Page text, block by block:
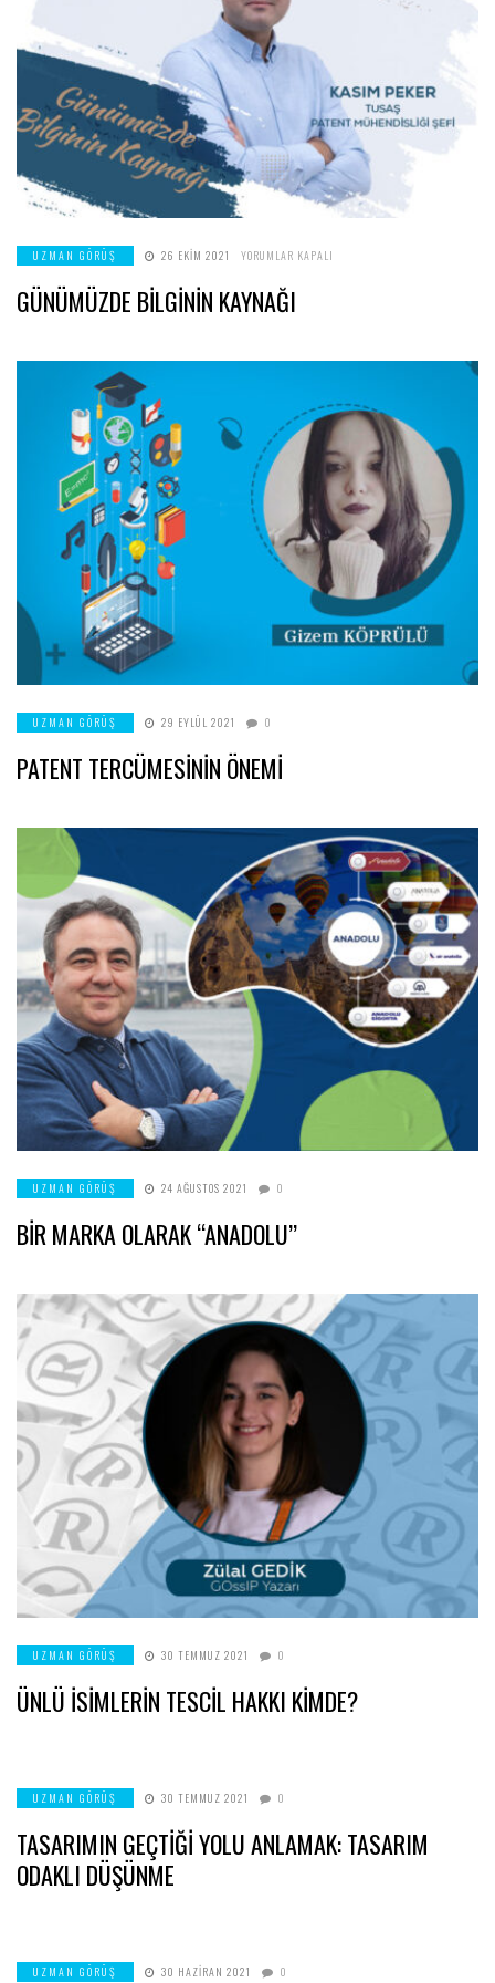
UZMAN GÖRÜŞ 26 EKIM 2021
GÜNÜMÜZDE
IÇIN
YORUMLAR KAPALI
GÜNÜMÜZDE BİLGİNİN KAYNAĞI
UZMAN GÖRÜŞ 29 EYLÜL 2021 0
PATENT TERCÜMESİNİN ÖNEMİ
UZMAN GÖRÜŞ 24 AĞUSTOS 2021 0
BİR MARKA OLARAK “ANADOLU’’
UZMAN GÖRÜŞ 30 TEMMUZ 2021 0
ÜNLÜ İSIMLERIN TESCIL HAKKI KIMDE?
UZMAN GÖRÜŞ 30 TEMMUZ 2021 0
TASARIMIN GEÇTİĞİ YOLU ANLAMAK: TASARIM
ODAKLI DÜŞÜNME
UZMAN GÖRÜŞ 30 HAZIRAN 2021 0